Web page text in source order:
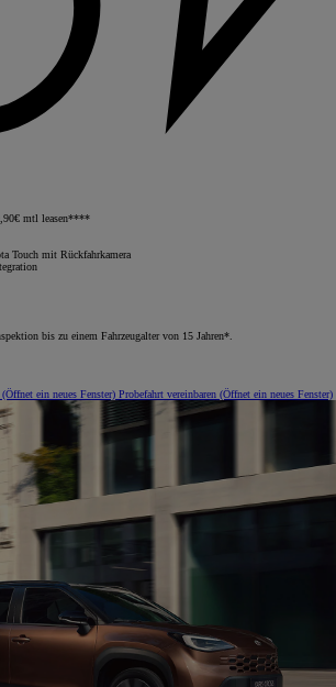
mtl leasen****
Touch mit Rückfahrkamera
bis zu einem Fahrzeugalter von 15 Jahren*.
(Öffnet ein neues Fenster) Probefahrt vereinbaren (Öffnet ein neues Fenster)